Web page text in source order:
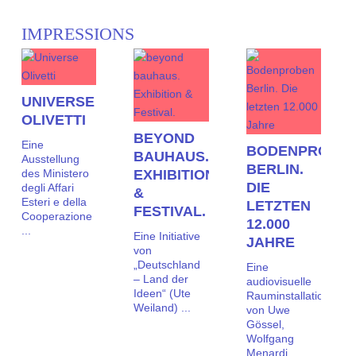
IMPRESSIONS
UNIVERSE
OLIVETTI
Eine
Ausstellung
des Ministero
degli Affari
Esteri e della
Cooperazione
->
BEYOND
BAUHAUS.
EXHIBITION
&
FESTIVAL.
Eine Initiative
von
„Deutschland
– Land der
Ideen“ (Ute
Weiland) ...
->
BERLIN.
DIE
LETZTEN
12.000
JAHRE
Eine
audiovisuelle
Rauminstallation
von Uwe
Gössel,
Wolfgang
Menardi,